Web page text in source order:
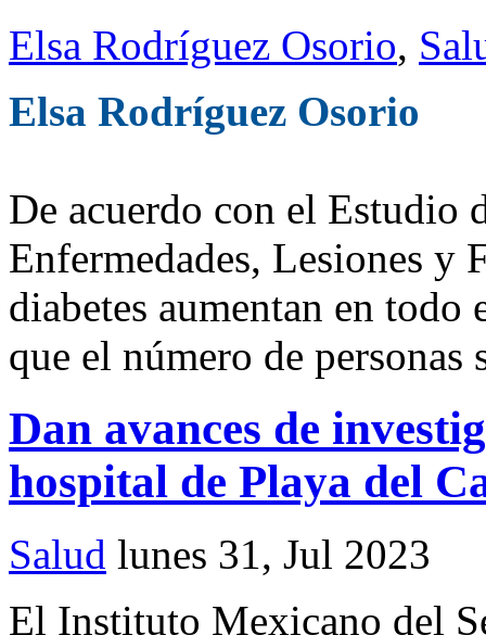
Elsa Rodríguez Osorio,
Elsa Rodríguez Osorio
De acuerdo con el Estudio
Enfermedades, Lesiones y
diabetes aumentan en
que el número de
Dan avances de
hospital de Playa del
Salud lunes 31, Jul 2023
El Instituto Mexicano del